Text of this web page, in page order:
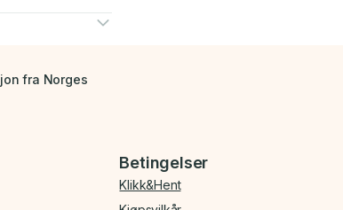
fra Norges
Betingelser
Klikk&Hent